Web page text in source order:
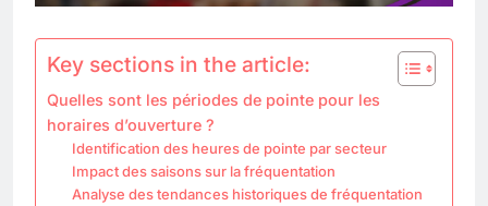
Key sections in the article:
Quelles sont les périodes de pointe pour les
horaires d’ouverture ?
Identification des heures de pointe par secteur
Impact des saisons sur la fréquentation
Analyse des tendances historiques de fréquentation